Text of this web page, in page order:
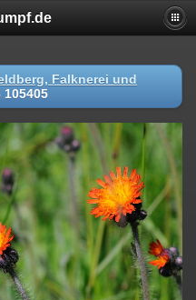
Falknerei und
105405